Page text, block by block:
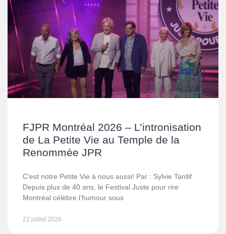
FJPR Montréal 2026 – L’intronisation
de La Petite Vie au Temple de la
Renommée JPR
C’est notre Petite Vie à nous aussi! Par : Sylvie Tardif
Depuis plus de 40 ans, le Festival Juste pour rire
Montréal célèbre l’humour sous
22 juillet 2026